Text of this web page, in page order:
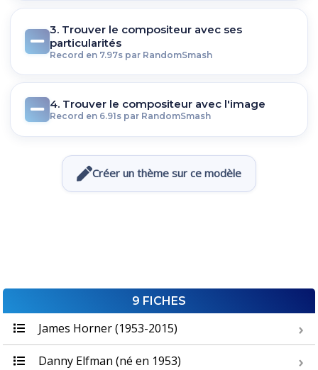
3. Trouver le compositeur avec ses
particularités
Record en 7.97s par RandomSmash
4. Trouver le compositeur avec l'image
Record en 6.91s par RandomSmash
Créer un thème sur ce modèle
9 FICHES
James Horner (1953-2015)
Danny Elfman (né en 1953)